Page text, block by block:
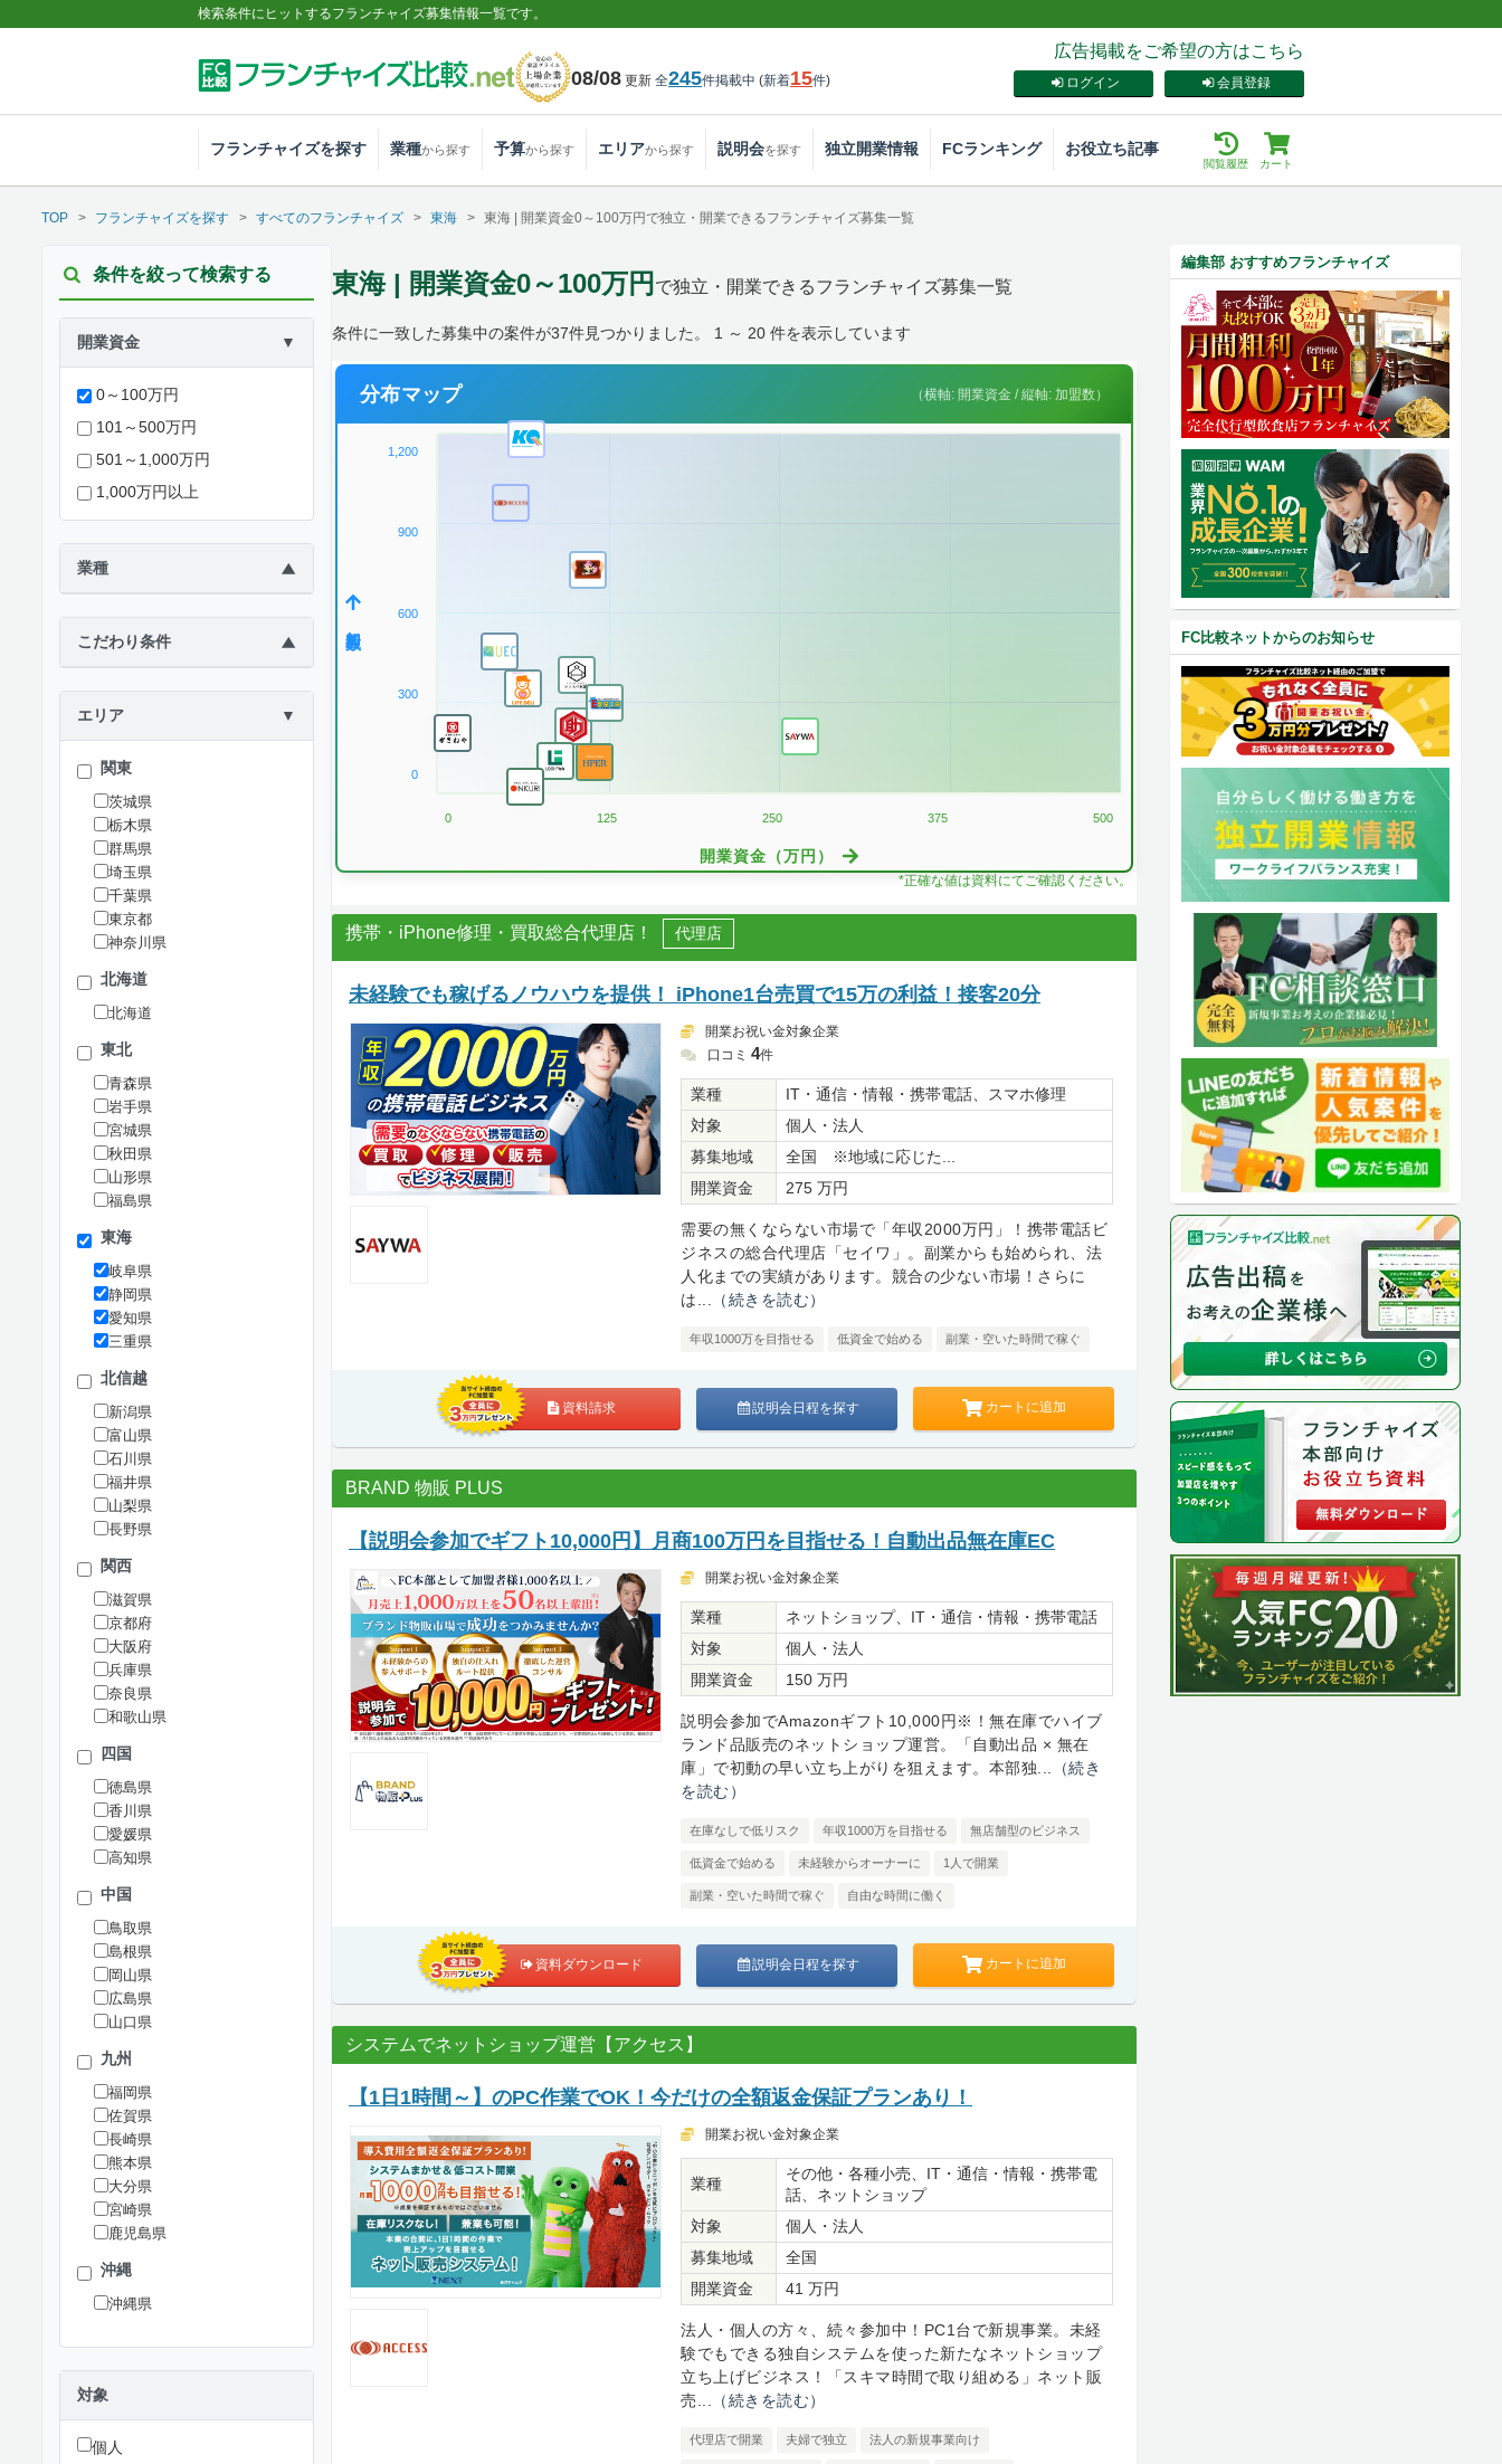
検索条件にヒットするフランチャイズ募集情報一覧です。
08/08 更新 全245件掲載中 (新着15件)
広告掲載をご希望の方はこちら
会員登録
ログイン
フランチャイズを探す 業種から探す 予算から探す エリアから探す 説明会を探す 独立開業情報 FCランキング お役立ち記事
カート
閲覧履歴
TOP フランチャイズを探す すべてのフランチャイズ 東海 東海 | 開業資金0～100万円で独立・開業できるフランチャイズ募集一覧
条件を絞って検索する
開業資金 ▼
0～100万円
101～500万円
501～1,000万円
1,000万円以上
業種 ▶
こだわり条件 ▶
エリア ▼
関東
茨城県
栃木県
群馬県
埼玉県
千葉県
東京都
神奈川県
北海道
北海道
東北
青森県
岩手県
宮城県
秋田県
山形県
福島県
東海
岐阜県
静岡県
愛知県
三重県
北信越
新潟県
富山県
石川県
福井県
山梨県
長野県
関西
滋賀県
京都府
大阪府
兵庫県
奈良県
和歌山県
四国
徳島県
香川県
愛媛県
高知県
中国
鳥取県
島根県
岡山県
広島県
山口県
九州
福岡県
佐賀県
長崎県
熊本県
大分県
宮崎県
鹿児島県
沖縄
沖縄県
対象
個人
東海 | 開業資金0～100万円 で独立・開業できるフランチャイズ募集一覧
条件に一致した募集中の案件が37件見つかりました。 1 ～ 20 件を表示しています
分布マップ （横軸: 開業資金 / 縦軸: 加盟数）
1,200
900
600
300
0
0 125 250 375 500
開業資金（万円）
*正確な値は資料にてご確認ください。
携帯・iPhone修理・買取総合代理店！ 代理店
未経験でも稼げるノウハウを提供！ iPhone1台売買で15万の利益！接客20分
開業お祝い金対象企業
口コミ 4件
業種
IT・通信・情報・携帯電話、スマホ修理
対象
個人・法人
募集地域
全国 ※地域に応じた...
開業資金
275 万円
需要の無くならない市場で「年収2000万円」！携帯電話ビ
ジネスの総合代理店「セイワ」。副業からも始められ、法
人化までの実績があります。競合の少ない市場！さらに
は...
（続きを読む）
年収1000万を目指せる 低資金で始める 副業・空いた時間で稼ぐ
資料請求 説明会日程を探す カートに追加
BRAND 物販 PLUS
【説明会参加でギフト10,000円】月商100万円を目指せる！自動出品無在庫EC
開業お祝い金対象企業
業種
ネットショップ、IT・通信・情報・携帯電話
対象
個人・法人
開業資金
150 万円
説明会参加でAmazonギフト10,000円※！無在庫でハイブ
ランド品販売のネットショップ運営。「自動出品 × 無在
庫」で初動の早い立ち上がりを狙えます。本部独...
（続き
を読む）
在庫なしで低リスク 年収1000万を目指せる 無店舗型のビジネス
低資金で始める 未経験からオーナーに 1人で開業
副業・空いた時間で稼ぐ 自由な時間に働く
資料ダウンロード 説明会日程を探す カートに追加
システムでネットショップ運営【アクセス】
【1日1時間～】のPC作業でOK！今だけの全額返金保証プランあり！
開業お祝い金対象企業
業種
その他・各種小売、IT・通信・情報・携帯電
話、ネットショップ
対象
個人・法人
募集地域
全国
開業資金
41 万円
法人・個人の方々、続々参加中！PC1台で新規事業。未経
験でもできる独自システムを使った新たなネットショップ
立ち上げビジネス！「スキマ時間で取り組める」ネット販
売...
（続きを読む）
代理店で開業 夫婦で独立 法人の新規事業向け
編集部 おすすめフランチャイズ
FC比較ネットからのお知らせ